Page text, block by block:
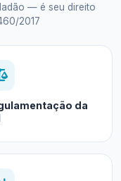
— é seu direito
2017
da